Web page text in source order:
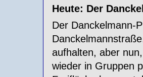
Heute: Der
Der Danckelmann-
aufhalten, aber
wieder in Gruppen